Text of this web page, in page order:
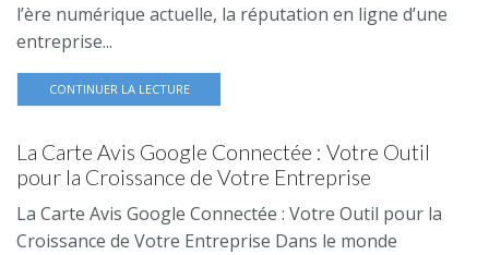
l’ère numérique actuelle, la réputation en ligne d’une
entreprise...
CONTINUER LA LECTURE
La Carte Avis Google Connectée : Votre Outil
pour la Croissance de Votre Entreprise
La Carte Avis Google Connectée : Votre Outil pour la
Croissance de Votre Entreprise Dans le monde